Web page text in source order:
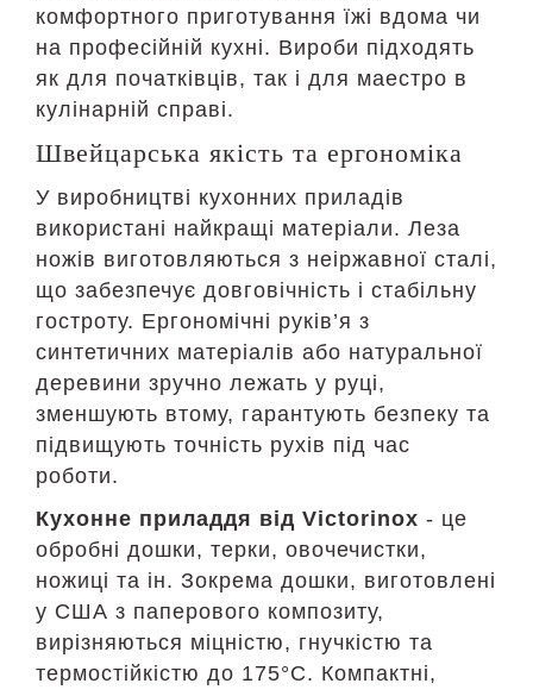
комфортного приготування їжі вдома чи
на професійній кухні. Вироби підходять
як для початківців, так і для маестро в
кулінарній справі.
Швейцарська якість та ергономіка
У виробництві кухонних приладів
використані найкращі матеріали. Леза
ножів виготовляються з неіржавної сталі,
що забезпечує довговічність і стабільну
гостроту. Ергономічні руків’я з
синтетичних матеріалів або натуральної
деревини зручно лежать у руці,
зменшують втому, гарантують безпеку та
підвищують точність рухів під час
роботи.
Кухонне приладдя від Victorinox - це
обробні дошки, терки, овочечистки,
ножиці та ін. Зокрема дошки, виготовлені
у США з паперового композиту,
вирізняються міцністю, гнучкістю та
термостійкістю до 175°C. Компактні,